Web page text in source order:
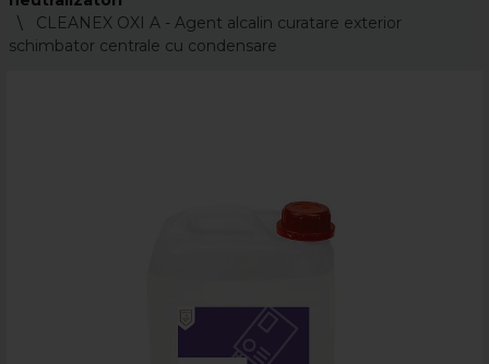
CLEANEX OXI A - Agent alcalin curatare exterior
schimbator centrale cu condensare